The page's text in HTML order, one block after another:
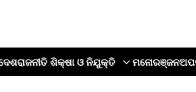
ରାଜନୀତି ଶିକ୍ଷା ଓ ନିଯୁକ୍ତି ମନୋରଞ୍ଜନ